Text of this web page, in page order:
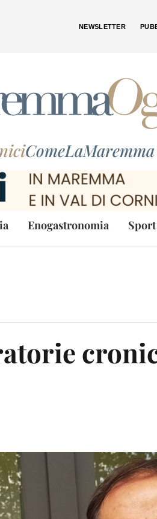
NEWSLETTER
ComeLaMaremma
Enogastronomia Sport